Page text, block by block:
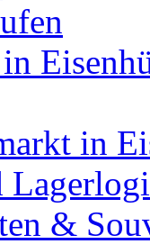
in
&